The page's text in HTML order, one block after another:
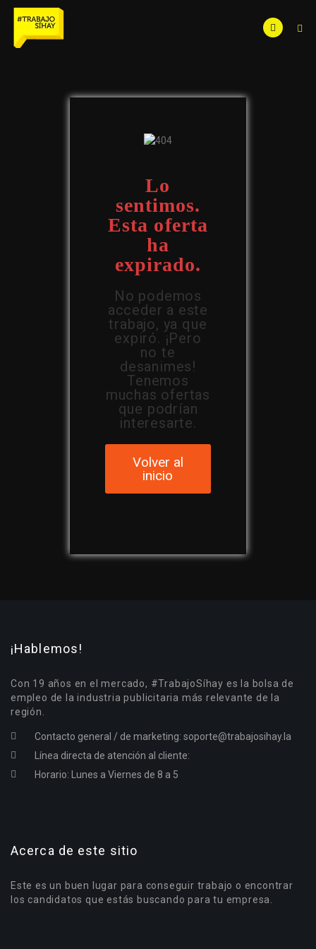
Lo
sentimos.
Esta oferta
ha
expirado.
No podemos
acceder a este
trabajo, ya que
expiró. ¡Pero
no te
desanimes!
Tenemos
muchas ofertas
que podrían
interesarte.
Volver al
inicio
¡Hablemos!
Con 19 años en el mercado, #TrabajoSíhay es la bolsa de
empleo de la industria publicitaria más relevante de la
región.
Contacto general / de marketing: soporte@trabajosihay.la
Línea directa de atención al cliente:
Horario: Lunes a Viernes de 8 a 5
Acerca de este sitio
Este es un buen lugar para conseguir trabajo o encontrar
los candidatos que estás buscando para tu empresa.